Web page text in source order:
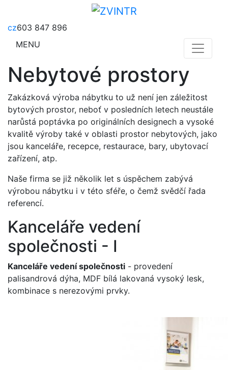
cz603 847 896
MENU
Nebytové prostory
Zakázková výroba nábytku to už není jen záležitost
bytových prostor, neboť v posledních letech neustále
narůstá poptávka po originálních designech a vysoké
kvalitě výroby také v oblasti prostor nebytových, jako
jsou kanceláře, recepce, restaurace, bary, ubytovací
zařízení, atp.
Naše firma se již několik let s úspěchem zabývá
výrobou nábytku i v této sféře, o čemž svědčí řada
referencí.
Kanceláře vedení
společnosti - I
Kanceláře vedení společnosti - provedení
palisandrová dýha, MDF bílá lakovaná vysoký lesk,
kombinace s nerezovými prvky.